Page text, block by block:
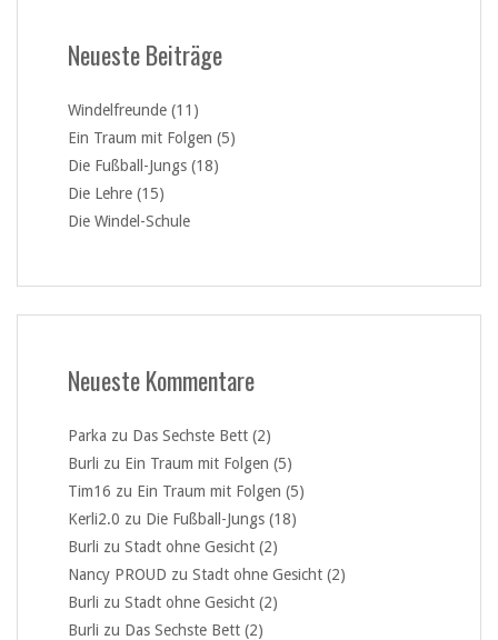
Neueste Beiträge
Windelfreunde (11)
Ein Traum mit Folgen (5)
Die Fußball-Jungs (18)
Die Lehre (15)
Die Windel-Schule
Neueste Kommentare
Parka zu Das Sechste Bett (2)
Burli zu Ein Traum mit Folgen (5)
Tim16 zu Ein Traum mit Folgen (5)
Kerli2.0 zu Die Fußball-Jungs (18)
Burli zu Stadt ohne Gesicht (2)
Nancy PROUD zu Stadt ohne Gesicht (2)
Burli zu Stadt ohne Gesicht (2)
Burli zu Das Sechste Bett (2)